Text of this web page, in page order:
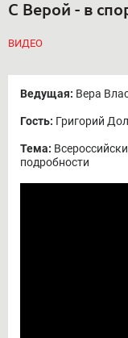
С Верой - в
ВИДЕО
Ведущая: Вера
Гость: Григорий
Тема:
подробности